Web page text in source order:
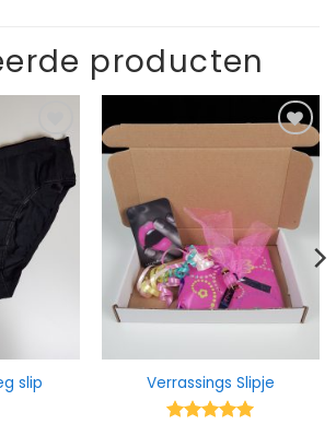
producten
slip Verrassings Slipje